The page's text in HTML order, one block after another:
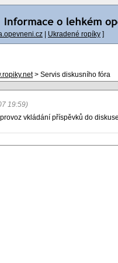
Ukradené ropíky ]
> Servis diskusního fóra
19:59)
vkládání příspěvků do